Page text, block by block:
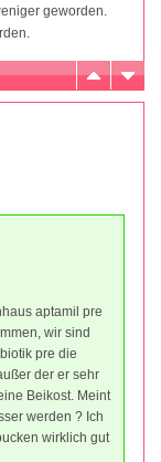
geworden.
aptamil pre
wir sind
pre die
der er sehr
Beikost. Meint
werden ? Ich
wirklich gut